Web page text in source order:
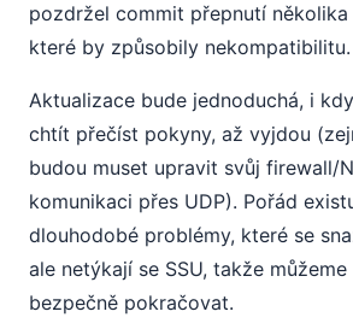
pozdržel commit přepnutí několika
které by způsobily nekompatibilitu.
Aktualizace bude jednoduchá, i
chtít přečíst pokyny, až vyjdou
budou muset upravit svůj firewall/
komunikaci přes UDP). Pořád
dlouhodobé problémy, které se
ale netýkají se SSU, takže
bezpečně pokračovat.